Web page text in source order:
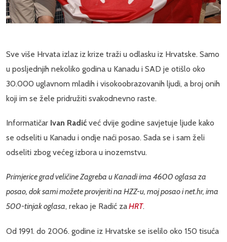
Sve više Hrvata izlaz iz krize traži u odlasku iz Hrvatske. Samo
u posljednjih nekoliko godina u Kanadu i SAD je otišlo oko
30.000 uglavnom mladih i visokoobrazovanih ljudi, a broj onih
koji im se žele pridružiti svakodnevno raste.
Informatičar Ivan Radić već dvije godine savjetuje ljude kako
se odseliti u Kanadu i ondje naći posao. Sada se i sam želi
odseliti zbog većeg izbora u inozemstvu.
Primjerice grad veličine Zagreba u Kanadi ima 4600 oglasa za
posao, dok sami možete provjeriti na HZZ-u, moj posao i net.hr, ima
500-tinjak oglasa, rekao je Radić zaHRT.
Od 1991. do 2006. godine iz Hrvatske se iselilo oko 150 tisuća